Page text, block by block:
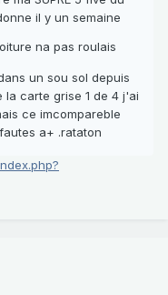
il y un semaine
na pas roulais
un sou sol depuis
carte grise 1 de 4 j'ai
ce imcompareble
a+ .rataton